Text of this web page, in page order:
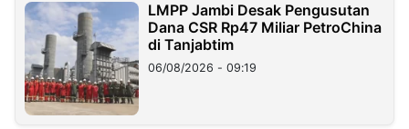
LMPP Jambi Desak Pengusutan
Dana CSR Rp47 Miliar PetroChina
di Tanjabtim
06/08/2026 - 09:19